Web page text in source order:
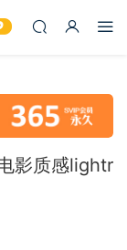
影质感lightr